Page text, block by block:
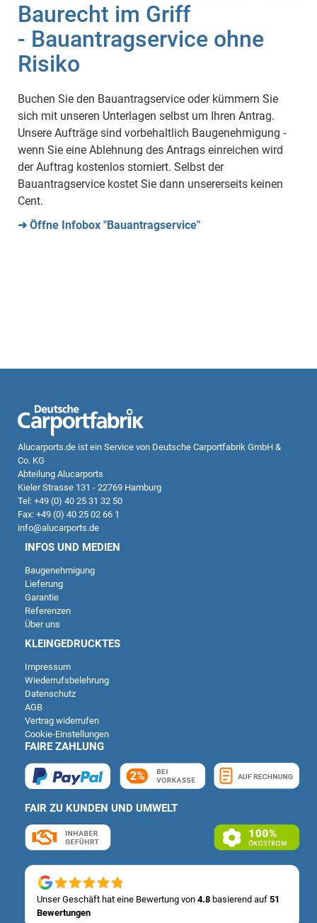
Baurecht im Griff
- Bauantragservice ohne
Risiko
Buchen Sie den Bauantragservice oder kümmern Sie
sich mit unseren Unterlagen selbst um Ihren Antrag.
Unsere Aufträge sind vorbehaltlich Baugenehmigung -
wenn Sie eine Ablehnung des Antrags einreichen wird
der Auftrag kostenlos storniert. Selbst der
Bauantragservice kostet Sie dann unsererseits keinen
Cent.
➜ Öffne Infobox "Bauantragservice"
Alucarports.de ist ein Service von Deutsche Carportfabrik GmbH &
Co. KG
Abteilung Alucarports
Kieler Strasse 131 - 22769 Hamburg
Tel: +49 (0) 40 25 31 32 50
Fax: +49 (0) 40 25 02 66 1
info@alucarports.de
INFOS UND MEDIEN
Baugenehmigung
Lieferung
Garantie
Referenzen
Über uns
KLEINGEDRUCKTES
Impressum
Wiederrufsbelehrung
Datenschutz
AGB
Vertrag widerrufen
Cookie-Einstellungen
FAIRE ZAHLUNG
FAIR ZU KUNDEN UND UMWELT
Unser Geschäft hat eine Bewertung von 4.8 basierend auf 51
Bewertungen
Kundenbewertungen und Erfahrungen zu
Deutsche Carportfabrik GmbH & Co. KG
100
%
SEHR GUT